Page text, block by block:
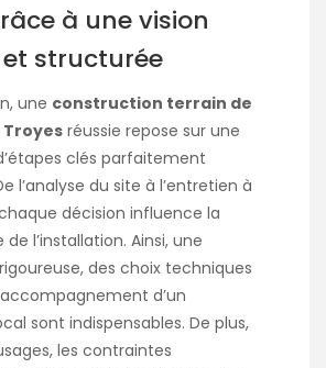
à une vision
structurée
une construction terrain de
réussie repose sur une
clés parfaitement
l’analyse du site à l’entretien à
décision influence la
l’installation. Ainsi, une
des choix techniques
d’un
sont indispensables. De plus,
les contraintes